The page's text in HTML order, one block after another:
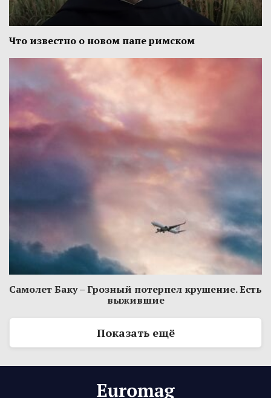
Что известно о новом папе римском
Самолет Баку – Грозный потерпел крушение. Есть
выжившие
Показать ещё